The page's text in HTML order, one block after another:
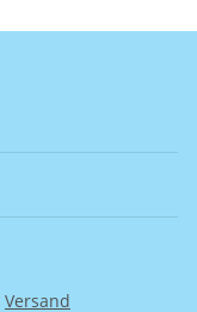
Versand